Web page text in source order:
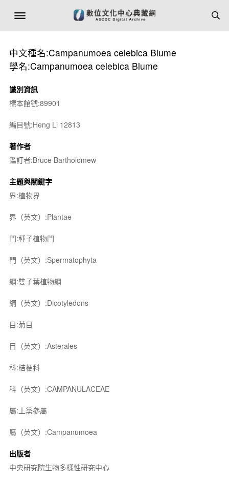
中文種名:Campanumoea celebica Blume
學名:Campanumoea celebica Blume
識別資訊
標本館號:89901
編目號:Heng Li 12813
著作者
鑑訂者:Bruce Bartholomew
主題與關鍵字
界:植物界
界（英文）:Plantae
門:種子植物門
門（英文）:Spermatophyta
綱:雙子葉植物綱
綱（英文）:Dicotyledons
目:菊目
目（英文）:Asterales
科:桔梗科
科（英文）:CAMPANULACEAE
屬:土黨參屬
屬（英文）:Campanumoea
出版者
中央研究院生物多樣性研究中心